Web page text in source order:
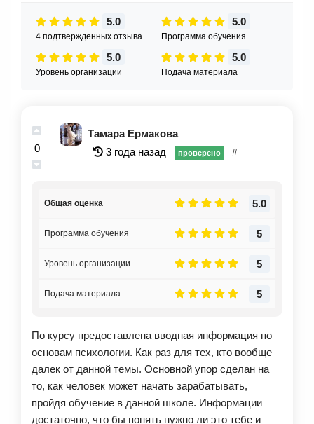
5.0
4 подтвержденных отзыва
5.0
Программа обучения
5.0
Уровень организации
5.0
Подача материала
0
Тамара Ермакова
3 года назад
проверено #
5.0
Общая оценка
5
Программа обучения
5
Уровень организации
5
Подача материала
По курсу предоставлена вводная информация по
основам психологии. Как раз для тех, кто вообще
далек от данной темы. Основной упор сделан на
то, как человек может начать зарабатывать,
пройдя обучение в данной школе. Информации
достаточно, что бы понять нужно ли это тебе и